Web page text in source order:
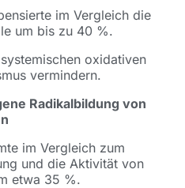
im Vergleich die
um bis zu 40 %.
oxidativen
vermindern.
Radikalbildung von
im Vergleich zum
und die Aktivität von
etwa 35 %.